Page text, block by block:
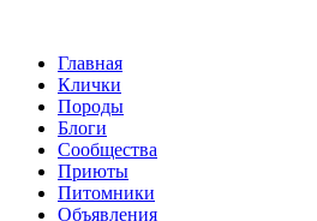
Главная
Клички
Породы
Блоги
Сообщества
Приюты
Питомники
Объявления